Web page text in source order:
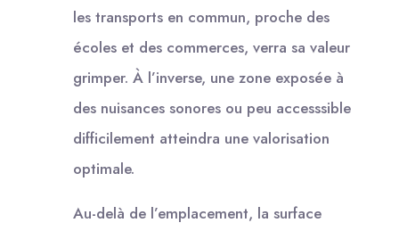
les transports en commun, proche des
écoles et des commerces, verra sa valeur
grimper. À l’inverse, une zone exposée à
des nuisances sonores ou peu accesssible
difficilement atteindra une valorisation
optimale.
Au-delà de l’emplacement, la surface